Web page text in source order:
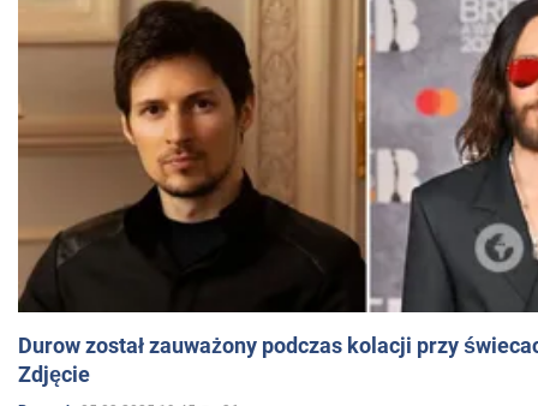
Durow został zauważony podczas kolacji przy
Zdjęcie